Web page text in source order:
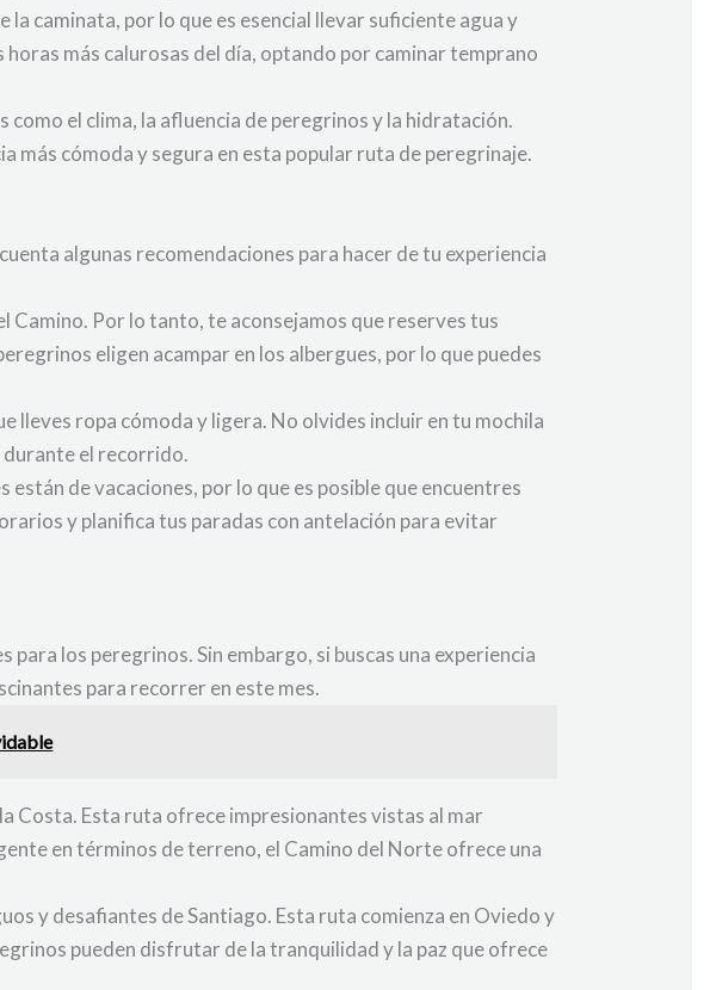
caminata, por lo que es esencial llevar suficiente agua y
más calurosas del día, optando por caminar temprano
el clima, la afluencia de peregrinos y la hidratación.
más cómoda y segura en esta popular ruta de peregrinaje.
algunas recomendaciones para hacer de tu experiencia
Camino. Por lo tanto, te aconsejamos que reserves tus
eligen acampar en los albergues, por lo que puedes
lleves ropa cómoda y ligera. No olvides incluir en tu mochila
el recorrido.
de vacaciones, por lo que es posible que encuentres
y planifica tus paradas con antelación para evitar
los peregrinos. Sin embargo, si buscas una experiencia
para recorrer en este mes.
Costa. Esta ruta ofrece impresionantes vistas al mar
en términos de terreno, el Camino del Norte ofrece una
y desafiantes de Santiago. Esta ruta comienza en Oviedo y
pueden disfrutar de la tranquilidad y la paz que ofrece